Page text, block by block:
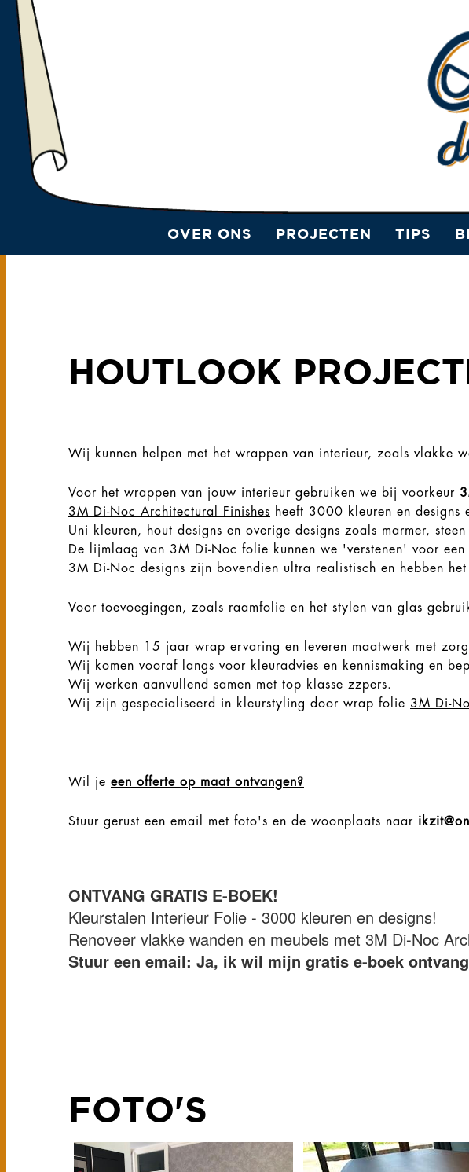
OVER ONS PROJECTEN TIPS
HOUTLOOK
Wij kunnen helpen met het wrappen van interieur, zoals vlakke
Voor het wrappen van jouw interieur gebruiken we bij voorkeur
3M Di-Noc Architectural Finishes heeft 3000 kleuren en
Uni kleuren, hout designs en overige designs zoals marmer, steen
De lijmlaag van 3M Di-Noc folie kunnen we 'verstenen' voor
3M Di-Noc designs zijn bovendien ultra realistisch en hebben
Voor toevoegingen, zoals raamfolie en het stylen van glas
Wij hebben 15 jaar wrap ervaring en leveren maatwerk met
Wij komen vooraf langs voor kleuradvies en kennismaking en
Wij werken aanvullend samen met top klasse zzpers.
Wij zijn gespecialiseerd in kleurstyling door wrap folie 3M Di-
Wil je een offerte op maat ontvangen?
Stuur gerust een email met foto's en de woonplaats naar
ONTVANG GRATIS E-BOEK!
Kleurstalen Interieur Folie - 3000 kleuren en designs!
Renoveer vlakke wanden en meubels met 3M Di-Noc
Stuur een email: Ja, ik wil mijn gratis e-boek
FOTO'S